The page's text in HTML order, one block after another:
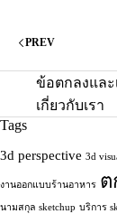
PREV
ข้อตกลงและ
เกี่ยวกับเรา
Tags
3d perspective 3d
งานออกแบบร้านอาหาร ต
นามสกุล sketchup บริการ